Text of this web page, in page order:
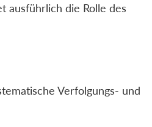
ausführlich die Rolle des
Verfolgungs- und